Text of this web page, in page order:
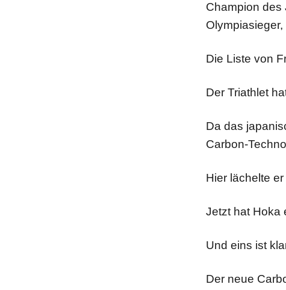
Champion des
Die Liste von
Der Triathlet
Da das
Carbon-
Hier lächelte
Jetzt hat Hoka
Und eins ist
Der neue